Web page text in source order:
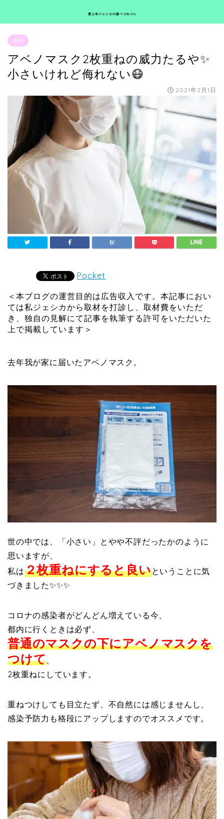
雲上寺ジェシカの腹ペコBLOG
便利
アベノマスク2枚重ねの威力たるや✨
小さいけれど侮れない😷
2021年2月1日
Pocket
＜本ブログの運営目的は広告収入です。本記事におい
ては私ジェシカから取材を打診し、取材費をいただ
き、独自の見解にて記事を執筆する許可をいただいた
上で掲載しています＞
去年我が家に届いたアベノマスク。
世の中では、「小さい」とやや不評だったかのように
思いますが、
私は２枚重ねにすると良いということに気
づきました✨✨✨
コロナの感染者がどんどん増えている今、
都内に行くときは必ず、
普通のマスクの下にアベノマスクを
つけて、
2枚重ねにしています。
重ねつけしても目立たず、不自然には感じませんし、
感染予防力も格段にアップしますのでオススメです。